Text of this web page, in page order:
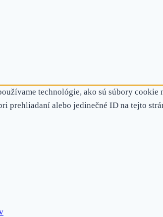
technológie, ako sú súbory
prehliadaní alebo jedinečné ID na tejto